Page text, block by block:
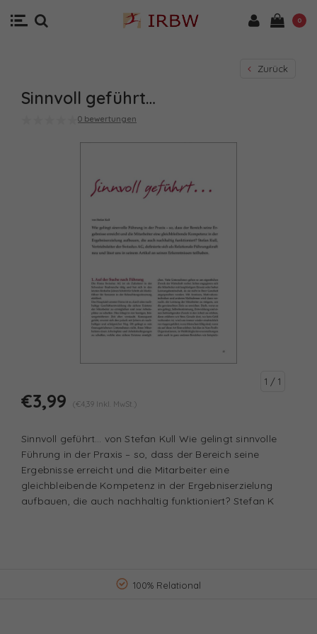
0
Zurück
Sinnvoll geführt…
0 bewertungen
1 / 1
€3,99 (€4,39 Inkl. MwSt.)
Sinnvoll geführt… von Stefan Kull Wie gelingt sinnvolle
Führung in der Praxis – so, dass der Bereich seine
Ergebnisse erreicht und die Mitarbeiter eine
gleichbleibende Kompetenz in der Ergebniserzielung
aufbauen, die auch nachhaltig funktioniert? Stefan K
100% Relational